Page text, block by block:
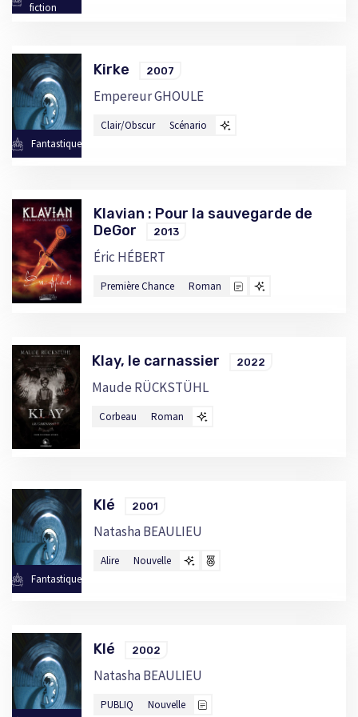
fiction
Fantastique
Kirke 2007
Empereur GHOULE
Clair/Obscur Scénario
Klavian : Pour la sauvegarde de
DeGor
2013
Éric HÉBERT
Première Chance Roman
Klay, le carnassier 2022
Maude RÜCKSTÜHL
Corbeau Roman
Fantastique
Klé 2001
Natasha BEAULIEU
Alire Nouvelle
Klé 2002
Natasha BEAULIEU
PUBLIQ Nouvelle